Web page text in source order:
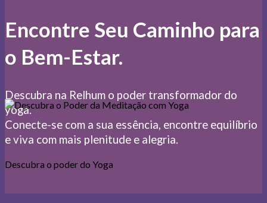
Encontre Seu Caminho para
o Bem-Estar.
Descubra na Relhum o poder transformador do
yoga.
Conecte-se com a sua essência, encontre equilíbrio
e viva com mais plenitude e alegria.
Descubra o poder do Yoga